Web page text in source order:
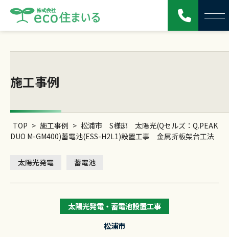
施工事例
TOP > 施工事例 > 松浦市 S様邸 太陽光(Qセルズ：Q.PEAK
DUO M-GM400)蓄電池(ESS-H2L1)設置工事 金属折板架台工法
太陽光発電 蓄電池
太陽光発電・蓄電池設置工事
松浦市